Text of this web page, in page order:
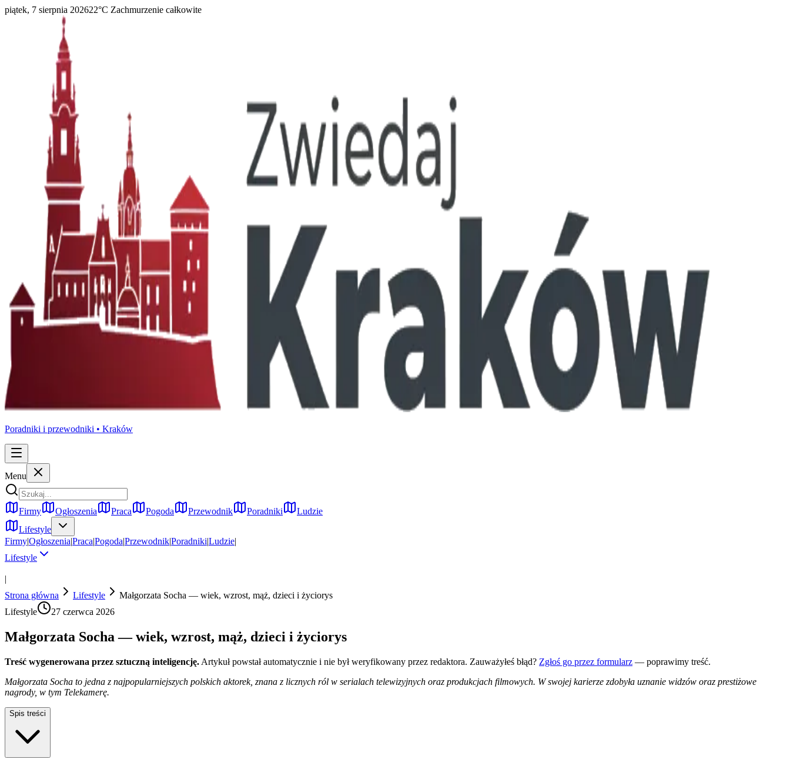
piątek, 7 sierpnia 202622°C Zachmurzenie całkowite
Poradniki i przewodniki • Kraków
Menu
Firmy Ogłoszenia Praca Pogoda Przewodnik Poradniki
Ludzie
Lifestyle
Firmy|Ogłoszenia|Praca|Pogoda|Przewodnik|Poradniki|Ludzie|
Lifestyle
|
Strona główna
Lifestyle
Małgorzata Socha — wiek, wzrost, mąż, dzieci i życiorys
Lifestyle
27 czerwca 2026
Małgorzata Socha — wiek, wzrost, mąż, dzieci i życiorys
Treść wygenerowana przez sztuczną inteligencję. Artykuł powstał automatycznie i nie był weryfikowany przez redaktora. Zauważyłeś błąd? Zgłoś go przez formularz — poprawimy treść.
Małgorzata Socha to jedna z najpopularniejszych polskich aktorek, znana z licznych ról w serialach telewizyjnych oraz produkcjach filmowych. W swojej karierze zdobyła uznanie widzów oraz prestiżowe
nagrody, w tym Telekamerę.
Spis treści